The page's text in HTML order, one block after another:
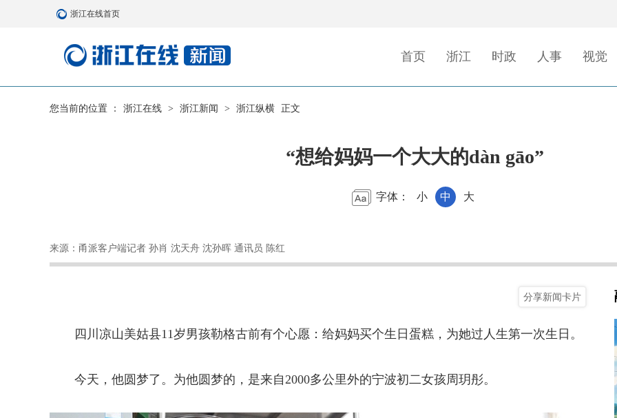
浙江在线首页
首页 浙江 时政 人事 视觉
您当前的位置 ： 浙江在线 > 浙江新闻 > 浙江纵横 正文
“想给妈妈一个大大的dàn gāo”
字体： 小 中 大
来源：甬派客户端记者 孙肖 沈天舟 沈孙晖 通讯员 陈红
分享新闻卡片
四川凉山美姑县11岁男孩勒格古前有个心愿：给妈妈买个生日蛋糕，为她过人生第一次生日。
今天，他圆梦了。为他圆梦的，是来自2000多公里外的宁波初二女孩周玥彤。